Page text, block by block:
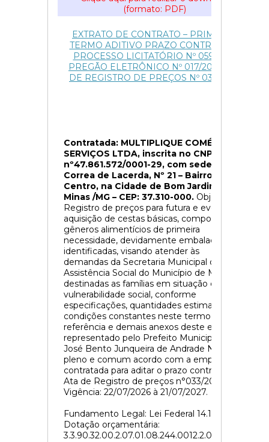
(formato: PDF)
EXTRATO DE CONTRATO – PRIMEIRO
TERMO ADITIVO PRAZO CONTRATUAL
PROCESSO LICITATÓRIO Nº 059/2025
PREGÃO ELETRÔNICO Nº 017/2025 ATA
DE REGISTRO DE PREÇOS Nº 033/2025
Contratada: MULTIPLIQUE COMÉRCIO E
SERVIÇOS LTDA, inscrita no CNPJ
nº47.861.572/0001-29, com sede na Rua
Correa de Lacerda, Nº 21 – Bairro
Centro, na Cidade de Bom Jardim de
Minas /MG – CEP: 37.310-000. Objeto:
Registro de preços para futura e eventual
aquisição de cestas básicas, compostas por
gêneros alimentícios de primeira
necessidade, devidamente embaladas e
identificadas, visando atender às
demandas da Secretaria Municipal de
Assistência Social do Município de Minduri,
destinadas as famílias em situação de
vulnerabilidade social, conforme
especificações, quantidades estimadas e
condições constantes neste termo de
referência e demais anexos deste edital,
representado pelo Prefeito Municipal, Sr.
José Bento Junqueira de Andrade Neto de
pleno e comum acordo com a empresa
contratada para aditar o prazo contratual da
Ata de Registro de preços n°033/2025.
Vigência: 22/07/2026 à 21/07/2027.
Fundamento Legal: Lei Federal 14.133/2021.
Dotação orçamentária:
3.3.90.32.00.2.07.01.08.244.0012.2.0042 –